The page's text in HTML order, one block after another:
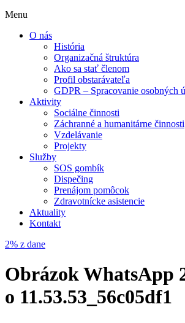
Menu
O nás
História
Organizačná štruktúra
Ako sa stať členom
Profil obstarávateľa
GDPR – Spracovanie osobných
Aktivity
Sociálne činnosti
Záchranné a humanitárne činnosti
Vzdelávanie
Projekty
Služby
SOS gombík
Dispečing
Prenájom pomôcok
Zdravotnícke asistencie
Aktuality
Kontakt
2% z dane
Obrázok WhatsApp
o 11.53.53_56c05df1